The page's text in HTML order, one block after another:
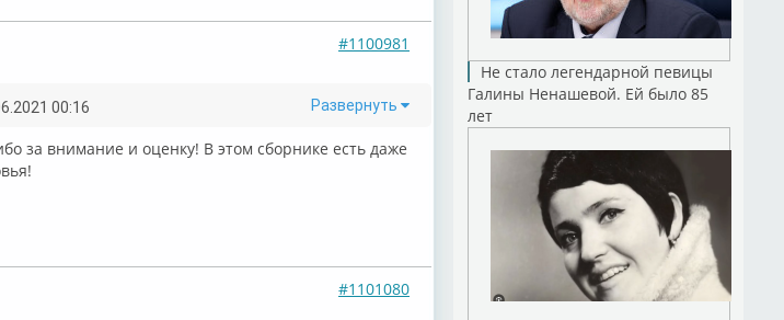
#1100981
Развернуть
00:16
за внимание и оценку! В этом сборнике есть даже
#1101080
Не стало легендарной певицы
Галины Ненашевой. Ей было 85
лет